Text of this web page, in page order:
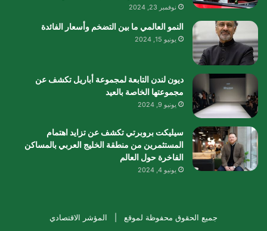
نوفمبر 23, 2024
النمو العالمي ما بين التضخم وأسعار الفائدة
يونيو 15, 2024
ديون لندن التابعة لمجموعة أباريل تكشف عن
مجموعتها الخاصة بالعيد
يونيو 9, 2024
سيليكت بروبرتي تكشف عن تزايد اهتمام
المستثمرين من منطقة الخليج العربي بالمساكن
الفاخرة حول العالم
يونيو 4, 2024
جميع الحقوق محفوظة لموقع | المؤشر الاقتصادي